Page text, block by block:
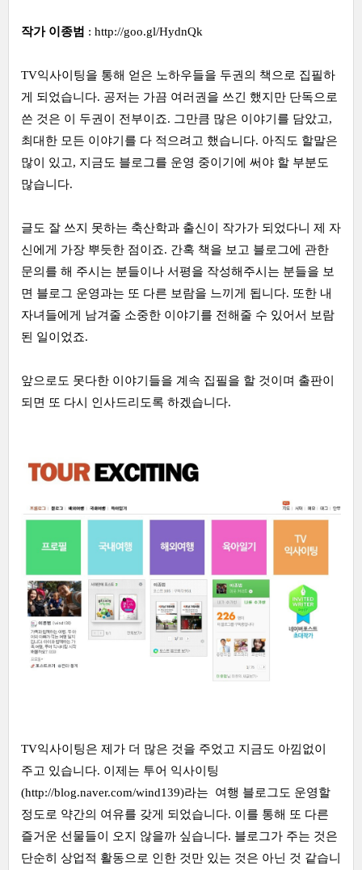
작가 이종범 : http://goo.gl/HydnQk
TV익사이팅을 통해 얻은 노하우들을 두권의 책으로 집필하
게 되었습니다. 공저는 가끔 여러권을 쓰긴 했지만 단독으로
쓴 것은 이 두권이 전부이죠. 그만큼 많은 이야기를 담았고,
최대한 모든 이야기를 다 적으려고 했습니다. 아직도 할말은
많이 있고, 지금도 블로그를 운영 중이기에 써야 할 부분도
많습니다.
글도 잘 쓰지 못하는 축산학과 출신이 작가가 되었다니 제 자
신에게 가장 뿌듯한 점이죠. 간혹 책을 보고 블로그에 관한
문의를 해 주시는 분들이나 서평을 작성해주시는 분들을 보
면 블로그 운영과는 또 다른 보람을 느끼게 됩니다. 또한 내
자녀들에게 남겨줄 소중한 이야기를 전해줄 수 있어서 보람
된 일이었죠.
앞으로도 못다한 이야기들을 계속 집필을 할 것이며 출판이
되면 또 다시 인사드리도록 하겠습니다.
TV익사이팅은 제가 더 많은 것을 주었고 지금도 아낌없이
주고 있습니다. 이제는 투어 익사이팅
(http://blog.naver.com/wind139)라는 여행 블로그도 운영할
정도로 약간의 여유를 갖게 되었습니다. 이를 통해 또 다른
즐거운 선물들이 오지 않을까 싶습니다. 블로그가 주는 것은
단순히 상업적 활동으로 인한 것만 있는 것은 아닌 것 같습니